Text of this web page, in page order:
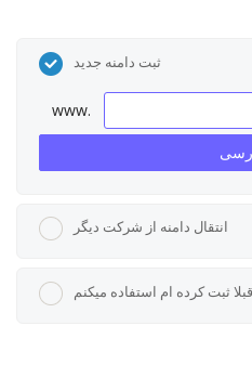
ثبت دامنه جدید
www.
انتقال دامنه از شرکت دیگر
ثبت کرده ام استفاده میکنم